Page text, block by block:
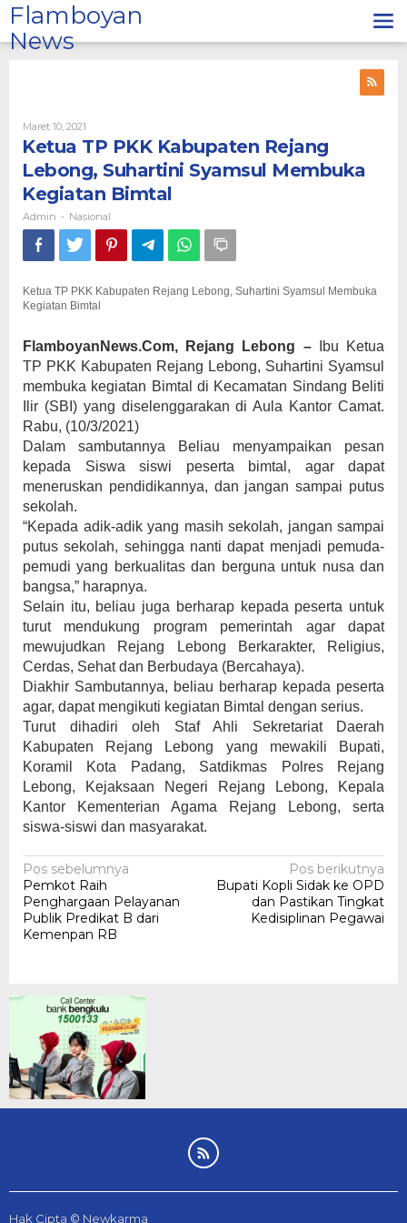
Lewati
ke
konten
Flamboyan
News
Maret 10, 2021
Admin
Ketua TP PKK Kabupaten Rejang
Lebong, Suhartini Syamsul Membuka
Kegiatan Bimtal
Admin - Nasional
Ketua TP PKK Kabupaten Rejang Lebong, Suhartini Syamsul Membuka
Kegiatan Bimtal
FlamboyanNews.Com, Rejang Lebong –Ibu Ketua
TP PKK Kabupaten Rejang Lebong, Suhartini Syamsul
membuka kegiatan Bimtal di Kecamatan Sindang Beliti
Ilir (SBI) yang diselenggarakan di Aula Kantor Camat.
Rabu, (10/3/2021)
Dalam sambutannya Beliau menyampaikan pesan
kepada Siswa siswi peserta bimtal, agar dapat
meneruskan pendidikannya, dan jangan sampai putus
sekolah.
“Kepada adik-adik yang masih sekolah, jangan sampai
putus sekolah, sehingga nanti dapat menjadi pemuda-
pemudi yang berkualitas dan berguna untuk nusa dan
bangsa,” harapnya.
Selain itu, beliau juga berharap kepada peserta untuk
turut mendukung program pemerintah agar dapat
mewujudkan Rejang Lebong Berkarakter, Religius,
Cerdas, Sehat dan Berbudaya (Bercahaya).
Diakhir Sambutannya, beliau berharap kepada peserta
agar, dapat mengikuti kegiatan Bimtal dengan serius.
Turut dihadiri oleh Staf Ahli Sekretariat Daerah
Kabupaten Rejang Lebong yang mewakili Bupati,
Koramil Kota Padang, Satdikmas Polres Rejang
Lebong, Kejaksaan Negeri Rejang Lebong, Kepala
Kantor Kementerian Agama Rejang Lebong, serta
siswa-siswi dan masyarakat.
Navigasi
pos
Pos sebelumnya
Pemkot Raih
Penghargaan Pelayanan
Publik Predikat B dari
Kemenpan RB
Pos berikutnya
Bupati Kopli Sidak ke OPD
dan Pastikan Tingkat
Kedisiplinan Pegawai
Hak Cipta © Newkarma